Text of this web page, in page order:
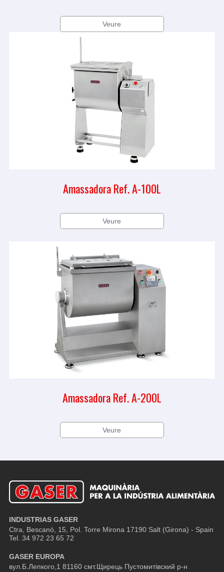
Veure
Amassadora Ref. A-100L
Veure
Amassadora Ref. A-200L
Veure
INDUSTRIAS GASER
Ctra, Bescanó, 15, Pol. Torre Mirona 17190 Salt (Girona) - Spain
Tel. 34 972 23 65 72
GASER EUROPA
вул.Б.Лепкого,1 81160 смт.Щирець Пустомитівский р-н